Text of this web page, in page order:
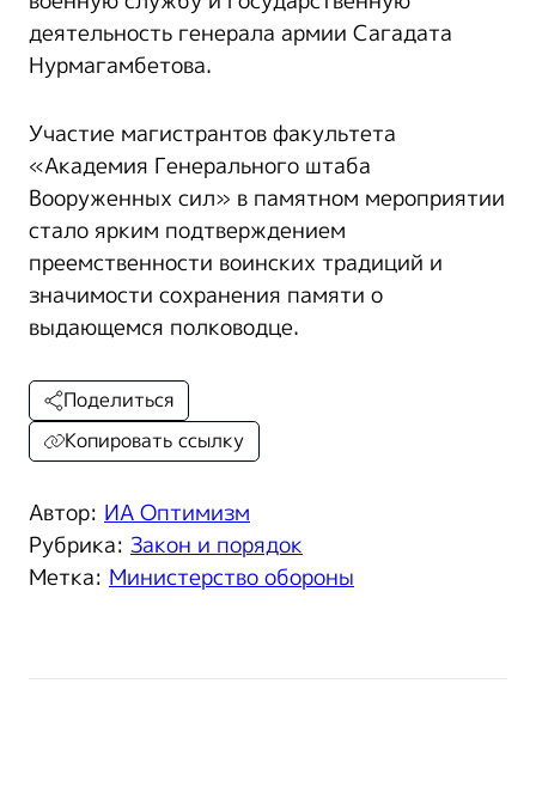
деятельность генерала армии Сагадата
Нурмагамбетова.
Участие магистрантов факультета
«Академия Генерального штаба
Вооруженных сил» в памятном мероприятии
стало ярким подтверждением
преемственности воинских традиций и
значимости сохранения памяти о
выдающемся полководце.
Автор: ИА Оптимизм
Рубрика: Закон и порядок
Метка: Министерство обороны
Поделиться
Копировать ссылку